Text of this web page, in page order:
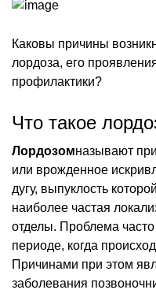
Каковы причины
лордоза, его
профилактики?
Что такое
Лордозомназывают
или врожденное
дугу, выпуклость
наиболее частая
отделы. Проблема
периоде, когда
Причинами при этом
заболевания